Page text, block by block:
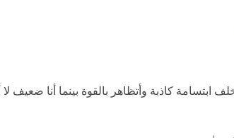
ابتسامة كاذبة وأتظاهر بالقوة بينما أنا ضعيف